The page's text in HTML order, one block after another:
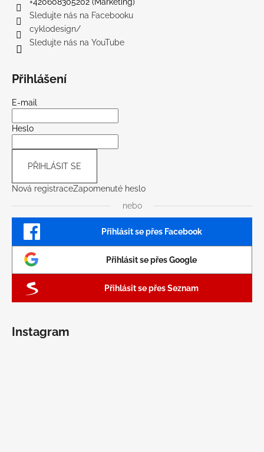
Sledujte nás na Facebooku
cyklodesign/
Sledujte nás na YouTube
Přihlášení
E-mail
Heslo
PŘIHLÁSIT SE
Nová registraceZapomenuté heslo
nebo
Přihlásit se přes Facebook
Přihlásit se přes Google
Přihlásit se přes Seznam
Instagram